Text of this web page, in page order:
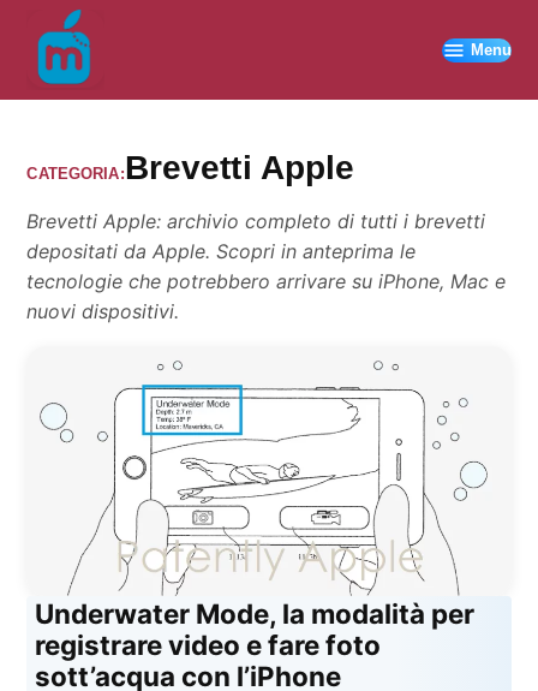
contenuto
Menu
CATEGORIA:Brevetti Apple
Brevetti Apple: archivio completo di tutti i brevetti
depositati da Apple. Scopri in anteprima le
tecnologie che potrebbero arrivare su iPhone, Mac e
nuovi dispositivi.
Underwater Mode, la modalità per
registrare video e fare foto
sott’acqua con l’iPhone